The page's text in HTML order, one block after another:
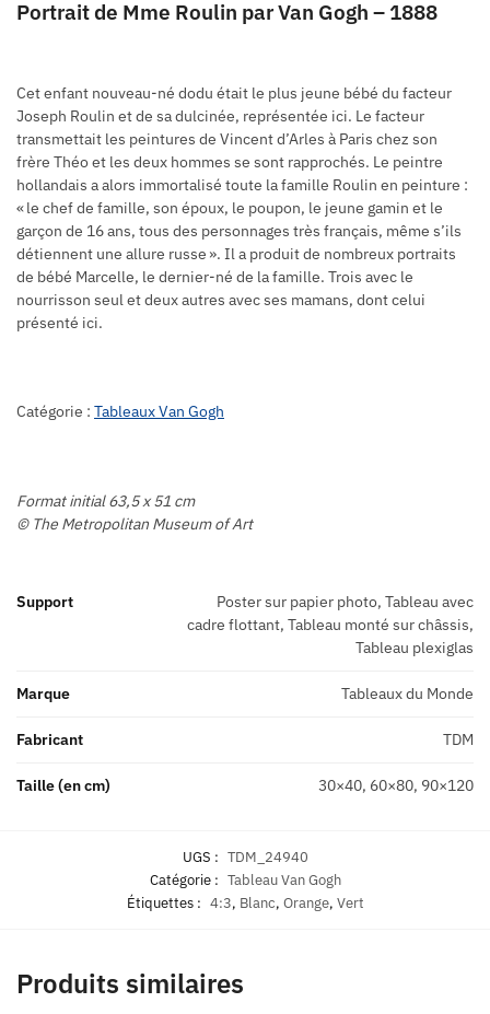
Portrait de Mme Roulin par Van Gogh – 1888
Cet enfant nouveau-né dodu était le plus jeune bébé du facteur
Joseph Roulin et de sa dulcinée, représentée ici. Le facteur
transmettait les peintures de Vincent d’Arles à Paris chez son
frère Théo et les deux hommes se sont rapprochés. Le peintre
hollandais a alors immortalisé toute la famille Roulin en peinture :
« le chef de famille, son époux, le poupon, le jeune gamin et le
garçon de 16 ans, tous des personnages très français, même s’ils
détiennent une allure russe ». Il a produit de nombreux portraits
de bébé Marcelle, le dernier-né de la famille. Trois avec le
nourrisson seul et deux autres avec ses mamans, dont celui
présenté ici.
Catégorie : Tableaux Van Gogh
Format initial 63,5 x 51 cm
© The Metropolitan Museum of Art
Support
Poster sur papier photo, Tableau avec
cadre flottant, Tableau monté sur châssis,
Tableau plexiglas
Marque Tableaux du Monde
Fabricant TDM
Taille (en cm) 30×40, 60×80, 90×120
UGS : TDM_24940
Catégorie : Tableau Van Gogh
Étiquettes : 4:3, Blanc, Orange, Vert
Produits similaires